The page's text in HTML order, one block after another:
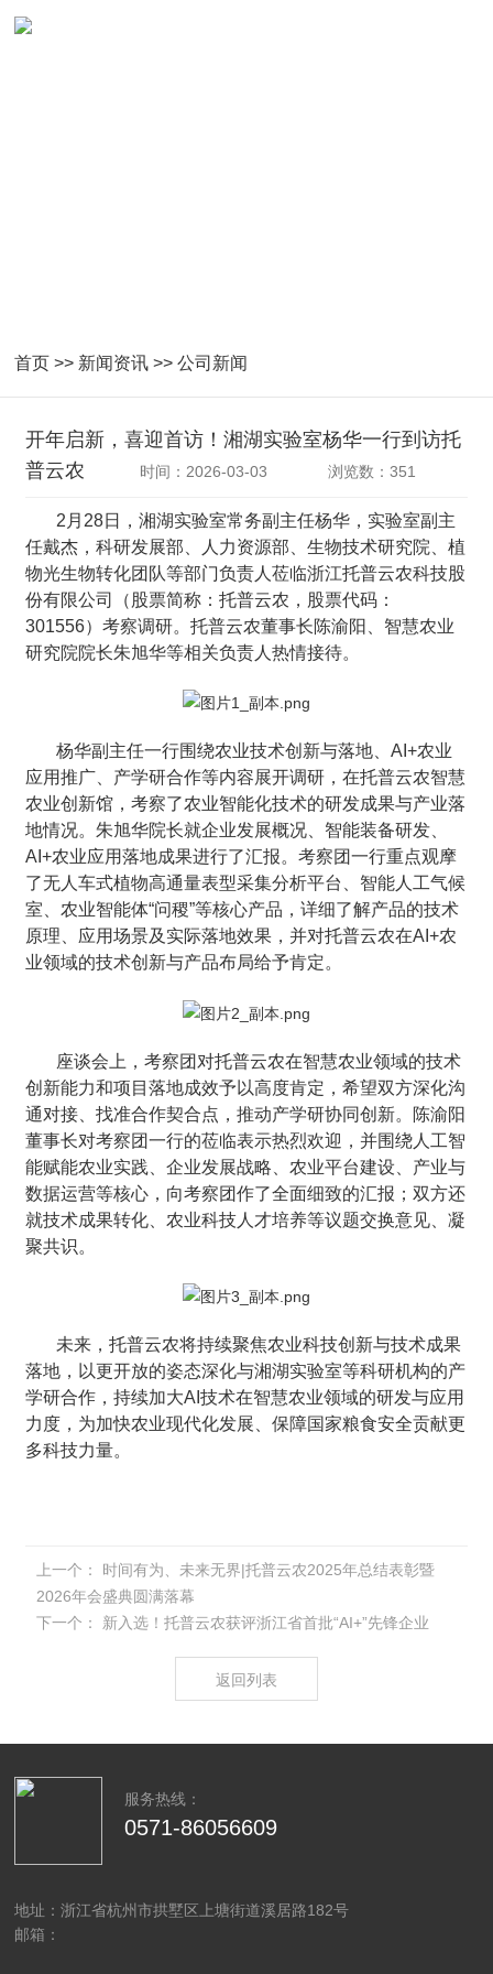
首页 >> 新闻资讯 >>公司新闻
开年启新，喜迎首访！湘湖实验室杨华一行到访托
普云农
时间：2026-03-03 浏览数：351
2月28日，湘湖实验室常务副主任杨华，实验室副主
任戴杰，科研发展部、人力资源部、生物技术研究院、植
物光生物转化团队等部门负责人莅临浙江托普云农科技股
份有限公司（股票简称：托普云农，股票代码：
301556）考察调研。托普云农董事长陈渝阳、智慧农业
研究院院长朱旭华等相关负责人热情接待。
杨华副主任一行围绕农业技术创新与落地、AI+农业
应用推广、产学研合作等内容展开调研，在托普云农智慧
农业创新馆，考察了农业智能化技术的研发成果与产业落
地情况。朱旭华院长就企业发展概况、智能装备研发、
AI+农业应用落地成果进行了汇报。考察团一行重点观摩
了无人车式植物高通量表型采集分析平台、智能人工气候
室、农业智能体“问稷”等核心产品，详细了解产品的技术
原理、应用场景及实际落地效果，并对托普云农在AI+农
业领域的技术创新与产品布局给予肯定。
座谈会上，考察团对托普云农在智慧农业领域的技术
创新能力和项目落地成效予以高度肯定，希望双方深化沟
通对接、找准合作契合点，推动产学研协同创新。陈渝阳
董事长对考察团一行的莅临表示热烈欢迎，并围绕人工智
能赋能农业实践、企业发展战略、农业平台建设、产业与
数据运营等核心，向考察团作了全面细致的汇报；双方还
就技术成果转化、农业科技人才培养等议题交换意见、凝
聚共识。
未来，托普云农将持续聚焦农业科技创新与技术成果
落地，以更开放的姿态深化与湘湖实验室等科研机构的产
学研合作，持续加大AI技术在智慧农业领域的研发与应用
力度，为加快农业现代化发展、保障国家粮食安全贡献更
多科技力量。
上一个：
时间有为、未来无界|托普云农2025年总结表彰暨
2026年会盛典圆满落幕
下一个：
新入选！托普云农获评浙江省首批“AI+”先锋企业
返回列表
服务热线：
0571-86056609
地址：浙江省杭州市拱墅区上塘街道溪居路182号
邮箱：